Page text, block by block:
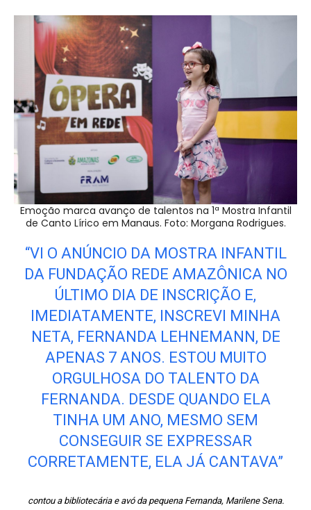
Emoção marca avanço de talentos na 1ª Mostra Infantil
de Canto Lírico em Manaus. Foto: Morgana Rodrigues.
“VI O ANÚNCIO DA MOSTRA INFANTIL
DA FUNDAÇÃO REDE AMAZÔNICA NO
ÚLTIMO DIA DE INSCRIÇÃO E,
IMEDIATAMENTE, INSCREVI MINHA
NETA, FERNANDA LEHNEMANN, DE
APENAS 7 ANOS. ESTOU MUITO
ORGULHOSA DO TALENTO DA
FERNANDA. DESDE QUANDO ELA
TINHA UM ANO, MESMO SEM
CONSEGUIR SE EXPRESSAR
CORRETAMENTE, ELA JÁ CANTAVA”
contou a bibliotecária e avó da pequena Fernanda, Marilene Sena.